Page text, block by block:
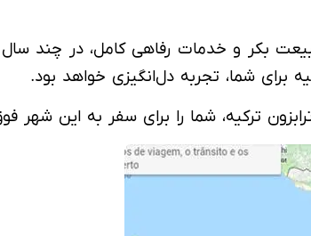
بکر و خدمات رفاهی کامل، در چند سال
برای شما، تجربه دل‌انگیزی خواهد بود.
ترکیه، شما را برای سفر به این شهر